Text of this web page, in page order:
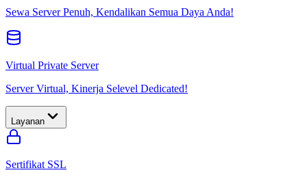
Sewa Server Penuh, Kendalikan Semua Daya Anda!
Virtual Private Server
Server Virtual, Kinerja Selevel Dedicated!
Layanan
Sertifikat SSL